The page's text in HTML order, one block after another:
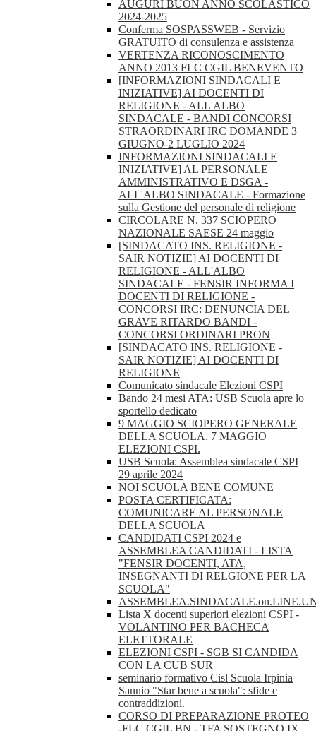
AUGURI BUON ANNO SCOLASTICO
2024-2025
Conferma SOSPASSWEB - Servizio
GRATUITO di consulenza e assistenza
VERTENZA RICONOSCIMENTO
ANNO 2013 FLC CGIL BENEVENTO
[INFORMAZIONI SINDACALI E
INIZIATIVE] AI DOCENTI DI
RELIGIONE - ALL'ALBO
SINDACALE - BANDI CONCORSI
STRAORDINARI IRC DOMANDE 3
GIUGNO-2 LUGLIO 2024
INFORMAZIONI SINDACALI E
INIZIATIVE] AL PERSONALE
AMMINISTRATIVO E DSGA -
ALL'ALBO SINDACALE - Formazione
sulla Gestione del personale di religione
CIRCOLARE N. 337 SCIOPERO
NAZIONALE SAESE 24 maggio
[SINDACATO INS. RELIGIONE -
SAIR NOTIZIE] AI DOCENTI DI
RELIGIONE - ALL'ALBO
SINDACALE - FENSIR INFORMA I
DOCENTI DI RELIGIONE -
CONCORSI IRC: DENUNCIA DEL
GRAVE RITARDO BANDI -
CONCORSI ORDINARI PRON
[SINDACATO INS. RELIGIONE -
SAIR NOTIZIE] AI DOCENTI DI
RELIGIONE
Comunicato sindacale Elezioni CSPI
Bando 24 mesi ATA: USB Scuola apre lo
sportello dedicato
9 MAGGIO SCIOPERO GENERALE
DELLA SCUOLA. 7 MAGGIO
ELEZIONI CSPI.
USB Scuola: Assemblea sindacale CSPI
29 aprile 2024
NOI SCUOLA BENE COMUNE
POSTA CERTIFICATA:
COMUNICARE AL PERSONALE
DELLA SCUOLA
CANDIDATI CSPI 2024 e
ASSEMBLEA CANDIDATI - LISTA
"FENSIR DOCENTI, ATA,
INSEGNANTI DI RELGIONE PER LA
SCUOLA"
Lista X docenti superiori elezioni CSPI -
VOLANTINO PER BACHECA
ELETTORALE
ELEZIONI CSPI - SGB SI CANDIDA
CON LA CUB SUR
seminario formativo Cisl Scuola Irpinia
Sannio "Star bene a scuola": sfide e
contraddizioni.
CORSO DI PREPARAZIONE PROTEO